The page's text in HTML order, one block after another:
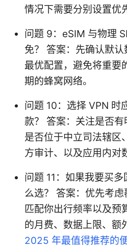
情况下需要分别设置优
问题 9：eSIM 与物理
免？ 答案：先确认默
最优配置，避免将重要
期的蜂窝网络。
问题 10：选择 VPN 时
款？ 答案：关注是否有
是否位于中立司法辖区
方审计、以及应用内对
问题 11：如果我要买
么选？ 答案：优先考
匹配你出行频率以及预
的月费、数据上限、额
2025 年最值得推荐的